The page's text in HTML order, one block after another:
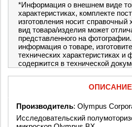
*Информация о внешнем виде
характеристиках, комплекте
изготовления носит
вид товара/изделия может
представленного на
информация о товаре,
технических характеристиках и
содержится в технической
ОПИСАНИЕ
Производитель: Olympus
Исследовательский